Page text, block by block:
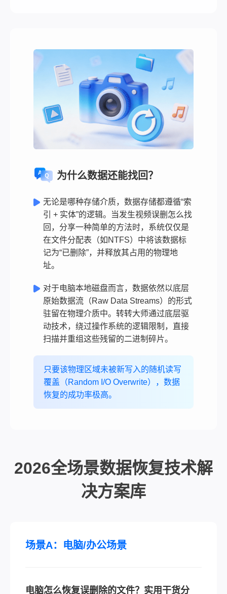
为什么数据还能找回？
无论是哪种存储介质，数据存储都遵循“索
引 + 实体”的逻辑。当发生视频误删怎么找
回，分享一种简单的方法时，系统仅仅是
在文件分配表（如NTFS）中将该数据标
记为“已删除”，并释放其占用的物理地
址。
对于电脑本地磁盘而言，数据依然以底层
原始数据流（Raw Data Streams）的形式
驻留在物理介质中。转转大师通过底层驱
动技术，绕过操作系统的逻辑限制，直接
扫描并重组这些残留的二进制碎片。
只要该物理区域未被新写入的随机读写
覆盖（Random I/O Overwrite），数据
恢复的成功率极高。
2026全场景数据恢复技术解
决方案库
场景A：电脑/办公场景
电脑怎么恢复误删除的文件？实用干货分